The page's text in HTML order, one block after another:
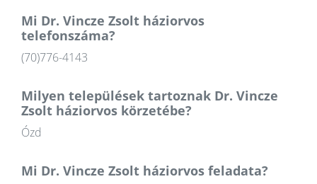
Mi Dr. Vincze Zsolt háziorvos
telefonszáma?
(70)776-4143
Milyen települések tartoznak Dr. Vincze
Zsolt háziorvos körzetébe?
Ózd
Mi Dr. Vincze Zsolt háziorvos feladata?